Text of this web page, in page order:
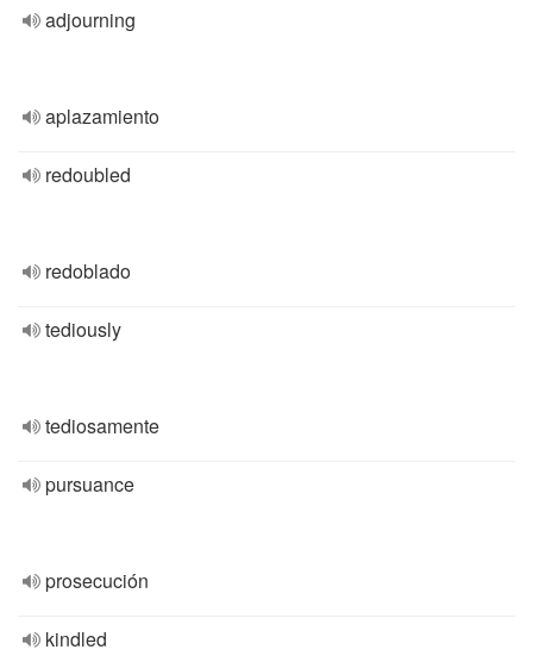
adjourning
aplazamiento
redoubled
redoblado
tediously
tediosamente
pursuance
prosecución
kindled